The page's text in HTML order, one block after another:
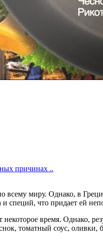
причинах ..
миру. Однако, в
и специй, что придает ей
время. Однако,
томатный соус, оливки,